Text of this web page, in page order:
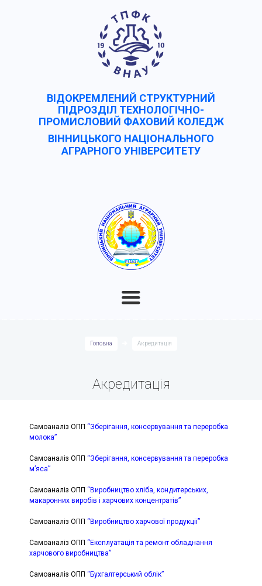
ВІДОКРЕМЛЕНИЙ СТРУКТУРНИЙ
ПІДРОЗДІЛ ТЕХНОЛОГІЧНО-
ПРОМИСЛОВИЙ ФАХОВИЙ КОЛЕДЖ
ВІННИЦЬКОГО НАЦІОНАЛЬНОГО
АГРАРНОГО УНІВЕРCИТЕТУ
Головна Акредитація
Акредитація
Самоаналіз ОПП “Зберігання, консервування та переробка
молока”
Самоаналіз ОПП “Зберігання, консервування та переробка
м’яса”
Самоаналіз ОПП “Виробництво хліба, кондитерських,
макаронних виробів і харчових концентратів”
Самоаналіз ОПП “Виробництво харчової продукції”
Самоаналіз ОПП “Експлуатація та ремонт обладнання
харчового виробництва”
Самоаналіз ОПП “Бухгалтерський облік”